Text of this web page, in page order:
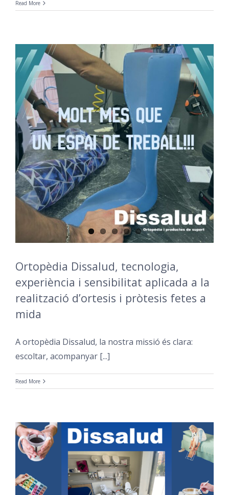
Read More
Ortopèdia Dissalud, tecnologia,
experiència i sensibilitat aplicada a la
realització d’ortesis i pròtesis fetes a
mida
A ortopèdia Dissalud, la nostra missió és clara:
escoltar, acompanyar [...]
Read More